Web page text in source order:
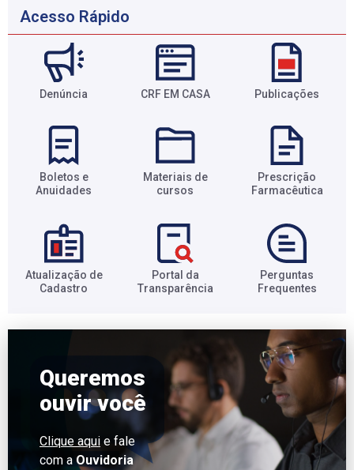
Acesso Rápido
Denúncia CRF EM CASA Publicações
Boletos e
Anuidades​
Materiais de
cursos​
Prescrição
Farmacêutica​
Atualização de
Cadastro​
Portal da
Transparência​
Perguntas
Frequentes​
Queremos
ouvir você
Clique aqui e fale
com aOuvidoria